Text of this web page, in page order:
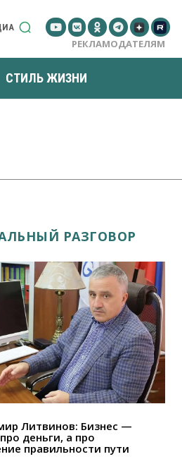
РЕКЛАМОДАТЕЛЯМ
СТИЛЬ ЖИЗНИ
РАЗГОВОР
Литвинов: Бизнес —
деньги, а про
правильности пути